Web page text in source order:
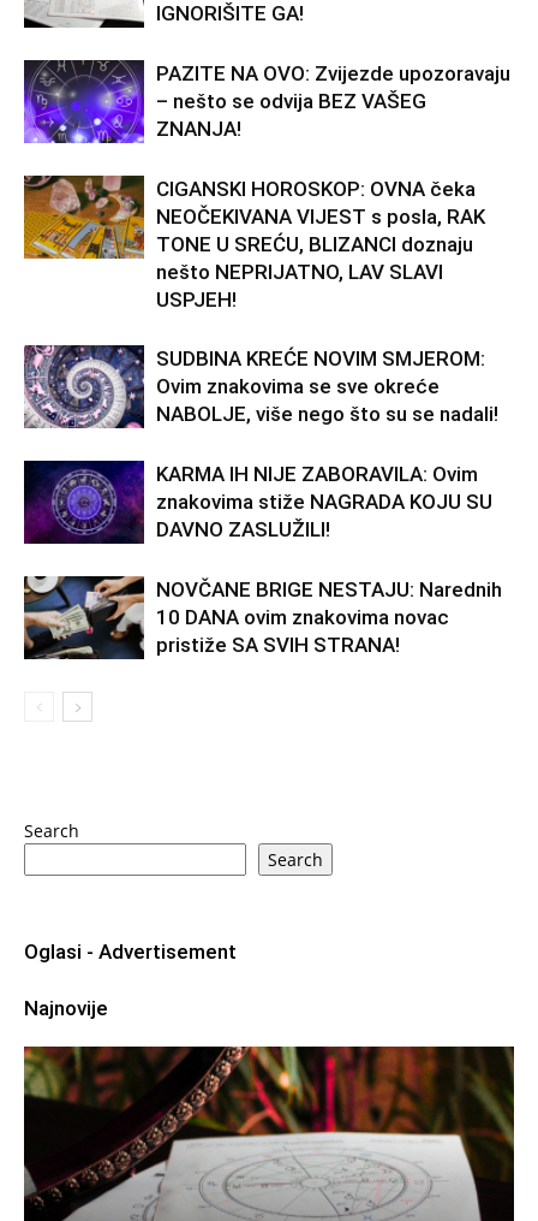
IGNORIŠITE GA!
PAZITE NA OVO: Zvijezde upozoravaju
– nešto se odvija BEZ VAŠEG
ZNANJA!
CIGANSKI HOROSKOP: OVNA čeka
NEOČEKIVANA VIJEST s posla, RAK
TONE U SREĆU, BLIZANCI doznaju
nešto NEPRIJATNO, LAV SLAVI
USPJEH!
SUDBINA KREĆE NOVIM SMJEROM:
Ovim znakovima se sve okreće
NABOLJE, više nego što su se nadali!
KARMA IH NIJE ZABORAVILA: Ovim
znakovima stiže NAGRADA KOJU SU
DAVNO ZASLUŽILI!
NOVČANE BRIGE NESTAJU: Narednih
10 DANA ovim znakovima novac
pristiže SA SVIH STRANA!
Search
Search
Oglasi - Advertisement
Najnovije